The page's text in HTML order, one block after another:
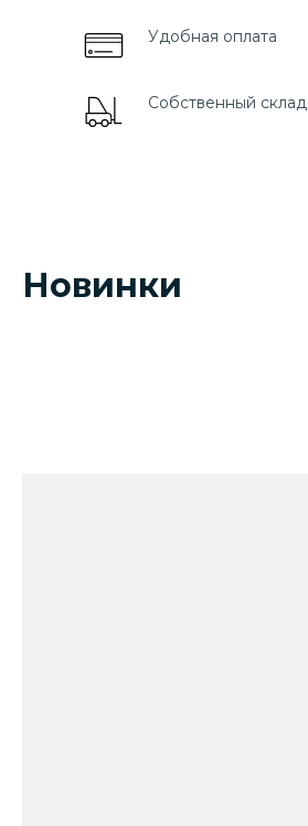
Удобная оплата
Собственный склад
Новинки